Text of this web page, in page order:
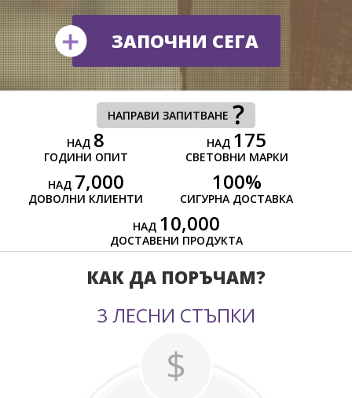
ЗАПОЧНИ СЕГА
НАПРАВИ ЗАПИТВАНЕ
НАД 8
ГОДИНИ ОПИТ
НАД 175
СВЕТОВНИ МАРКИ
НАД 7,000
ДОВОЛНИ КЛИЕНТИ
100%
СИГУРНА ДОСТАВКА
НАД 10,000
ДОСТАВЕНИ ПРОДУКТА
КАК ДА ПОРЪЧАМ?
3 ЛЕСНИ СТЪПКИ